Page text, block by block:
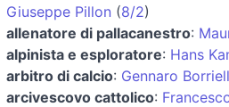
Giuseppe Pillon (8/2)
allenatore di pallacanestro:
alpinista e esploratore: Hans
arbitro di calcio: Gennaro
arcivescovo cattolico: